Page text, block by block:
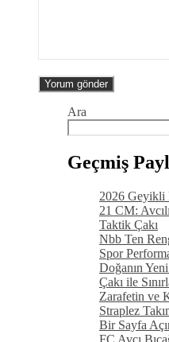
Ara
Geçmiş
2026 Geyikli
21 CM:
Taktik Çakı
Nbb Ten
Spor
Doğanın
Çakı ile
Zarafetin ve
Straplez
Bir Sayfa
FC Avcı